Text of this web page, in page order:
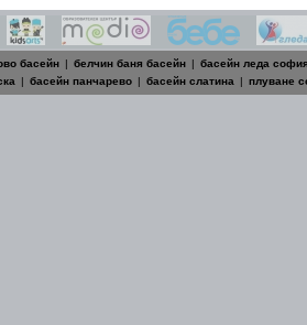
басейн | белчин баня басейн | басейн леда
| басейн панчарево | басейн слатина | плуване